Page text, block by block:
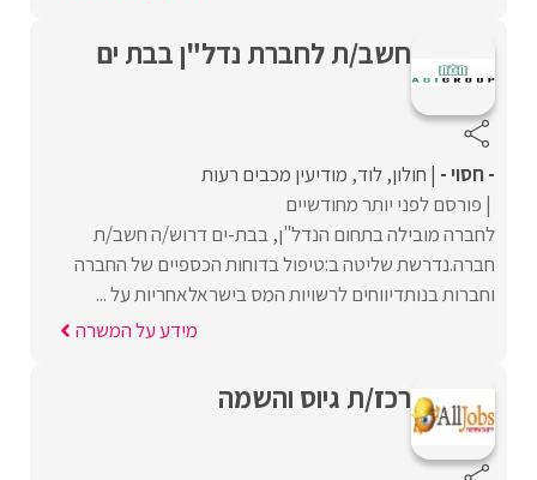
חשב/ת לחברת נדל"ן בבת ים
- חסוי - חולון לוד מודיעין מכבים רעות
פורסם לפני יותר מחודשיים
לחברה מובילה בתחום הנדל"ן, בבת-ים דרוש/ה חשב/ת
חברה.נדרשת שליטה ב:טיפול בדוחות הכספיים של החברה
וחברות בנותדיווחים לרשויות המס בישראלאחריות על ...
מידע על המשרה
רכז/ת גיוס והשמה